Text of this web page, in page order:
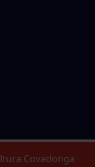
Covadonga